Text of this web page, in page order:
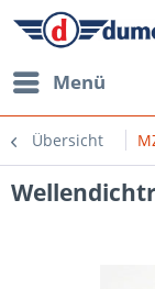
Menü
Übersicht